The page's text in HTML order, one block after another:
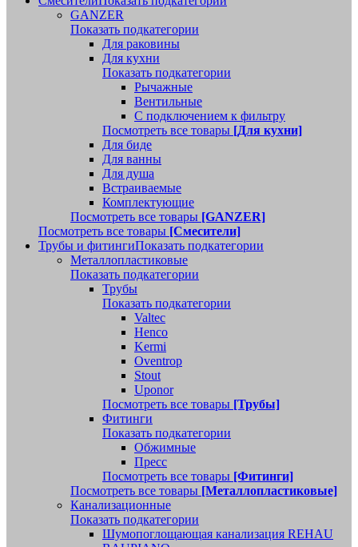
GANZER
Показать подкатегории
Для раковины
Для кухни
Показать подкатегории
Рычажные
Вентильные
С подключением к фильтру
Посмотреть все товары [Для кухни]
Для биде
Для ванны
Для душа
Встраиваемые
Комплектующие
Посмотреть все товары [GANZER]
Посмотреть все товары [Смесители]
Трубы и фитингиПоказать подкатегории
Металлопластиковые
Показать подкатегории
Трубы
Показать подкатегории
Valtec
Henco
Kermi
Oventrop
Stout
Uponor
Посмотреть все товары [Трубы]
Фитинги
Показать подкатегории
Обжимные
Пресс
Посмотреть все товары [Фитинги]
Посмотреть все товары [Металлопластиковые]
Канализационные
Показать подкатегории
Шумопоглощающая канализация REHAU